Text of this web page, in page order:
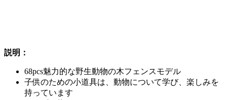
説明：
68pcs魅力的な野生動物の木フェンスモデル
子供のための小道具は、動物について学び、楽しみを
持っています